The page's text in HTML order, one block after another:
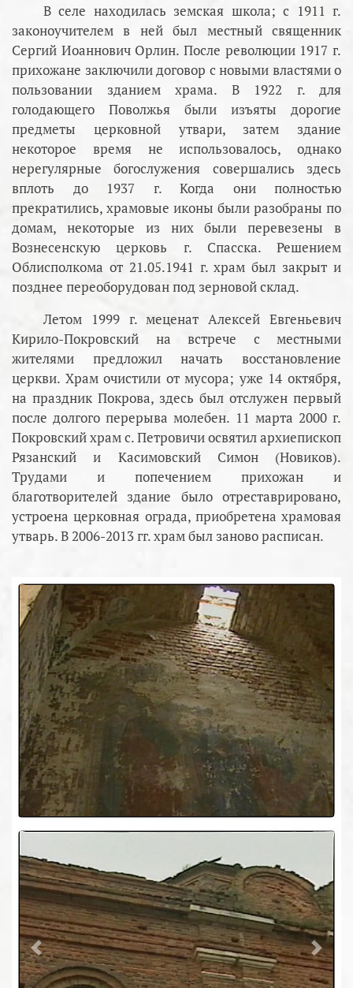
В селе находилась земская школа; с 1911 г.
законоучителем в ней был местный священник
Сергий Иоаннович Орлин. После революции 1917 г.
прихожане заключили договор с новыми властями о
пользовании зданием храма. В 1922 г. для
голодающего Поволжья были изъяты дорогие
предметы церковной утвари, затем здание
некоторое время не использовалось, однако
нерегулярные богослужения совершались здесь
вплоть до 1937 г. Когда они полностью
прекратились, храмовые иконы были разобраны по
домам, некоторые из них были перевезены в
Вознесенскую церковь г. Спасска. Решением
Облисполкома от 21.05.1941 г. храм был закрыт и
позднее переоборудован под зерновой склад.
Летом 1999 г. меценат Алексей Евгеньевич
Кирило-Покровский на встрече с местными
жителями предложил начать восстановление
церкви. Храм очистили от мусора; уже 14 октября,
на праздник Покрова, здесь был отслужен первый
после долгого перерыва молебен. 11 марта 2000 г.
Покровский храм с. Петровичи освятил архиепископ
Рязанский и Касимовский Симон (Новиков).
Трудами и попечением прихожан и
благотворителей здание было отреставрировано,
устроена церковная ограда, приобретена храмовая
утварь. В 2006-2013 гг. храм был заново расписан.
Previous Next